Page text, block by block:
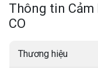
Thông tin
CO
Thương hiệu